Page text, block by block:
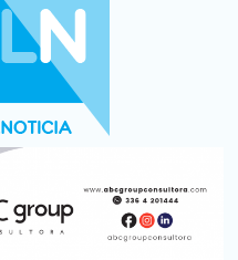
y consumo
por el país, un 5,9%
en julio: bajó un 12,6%